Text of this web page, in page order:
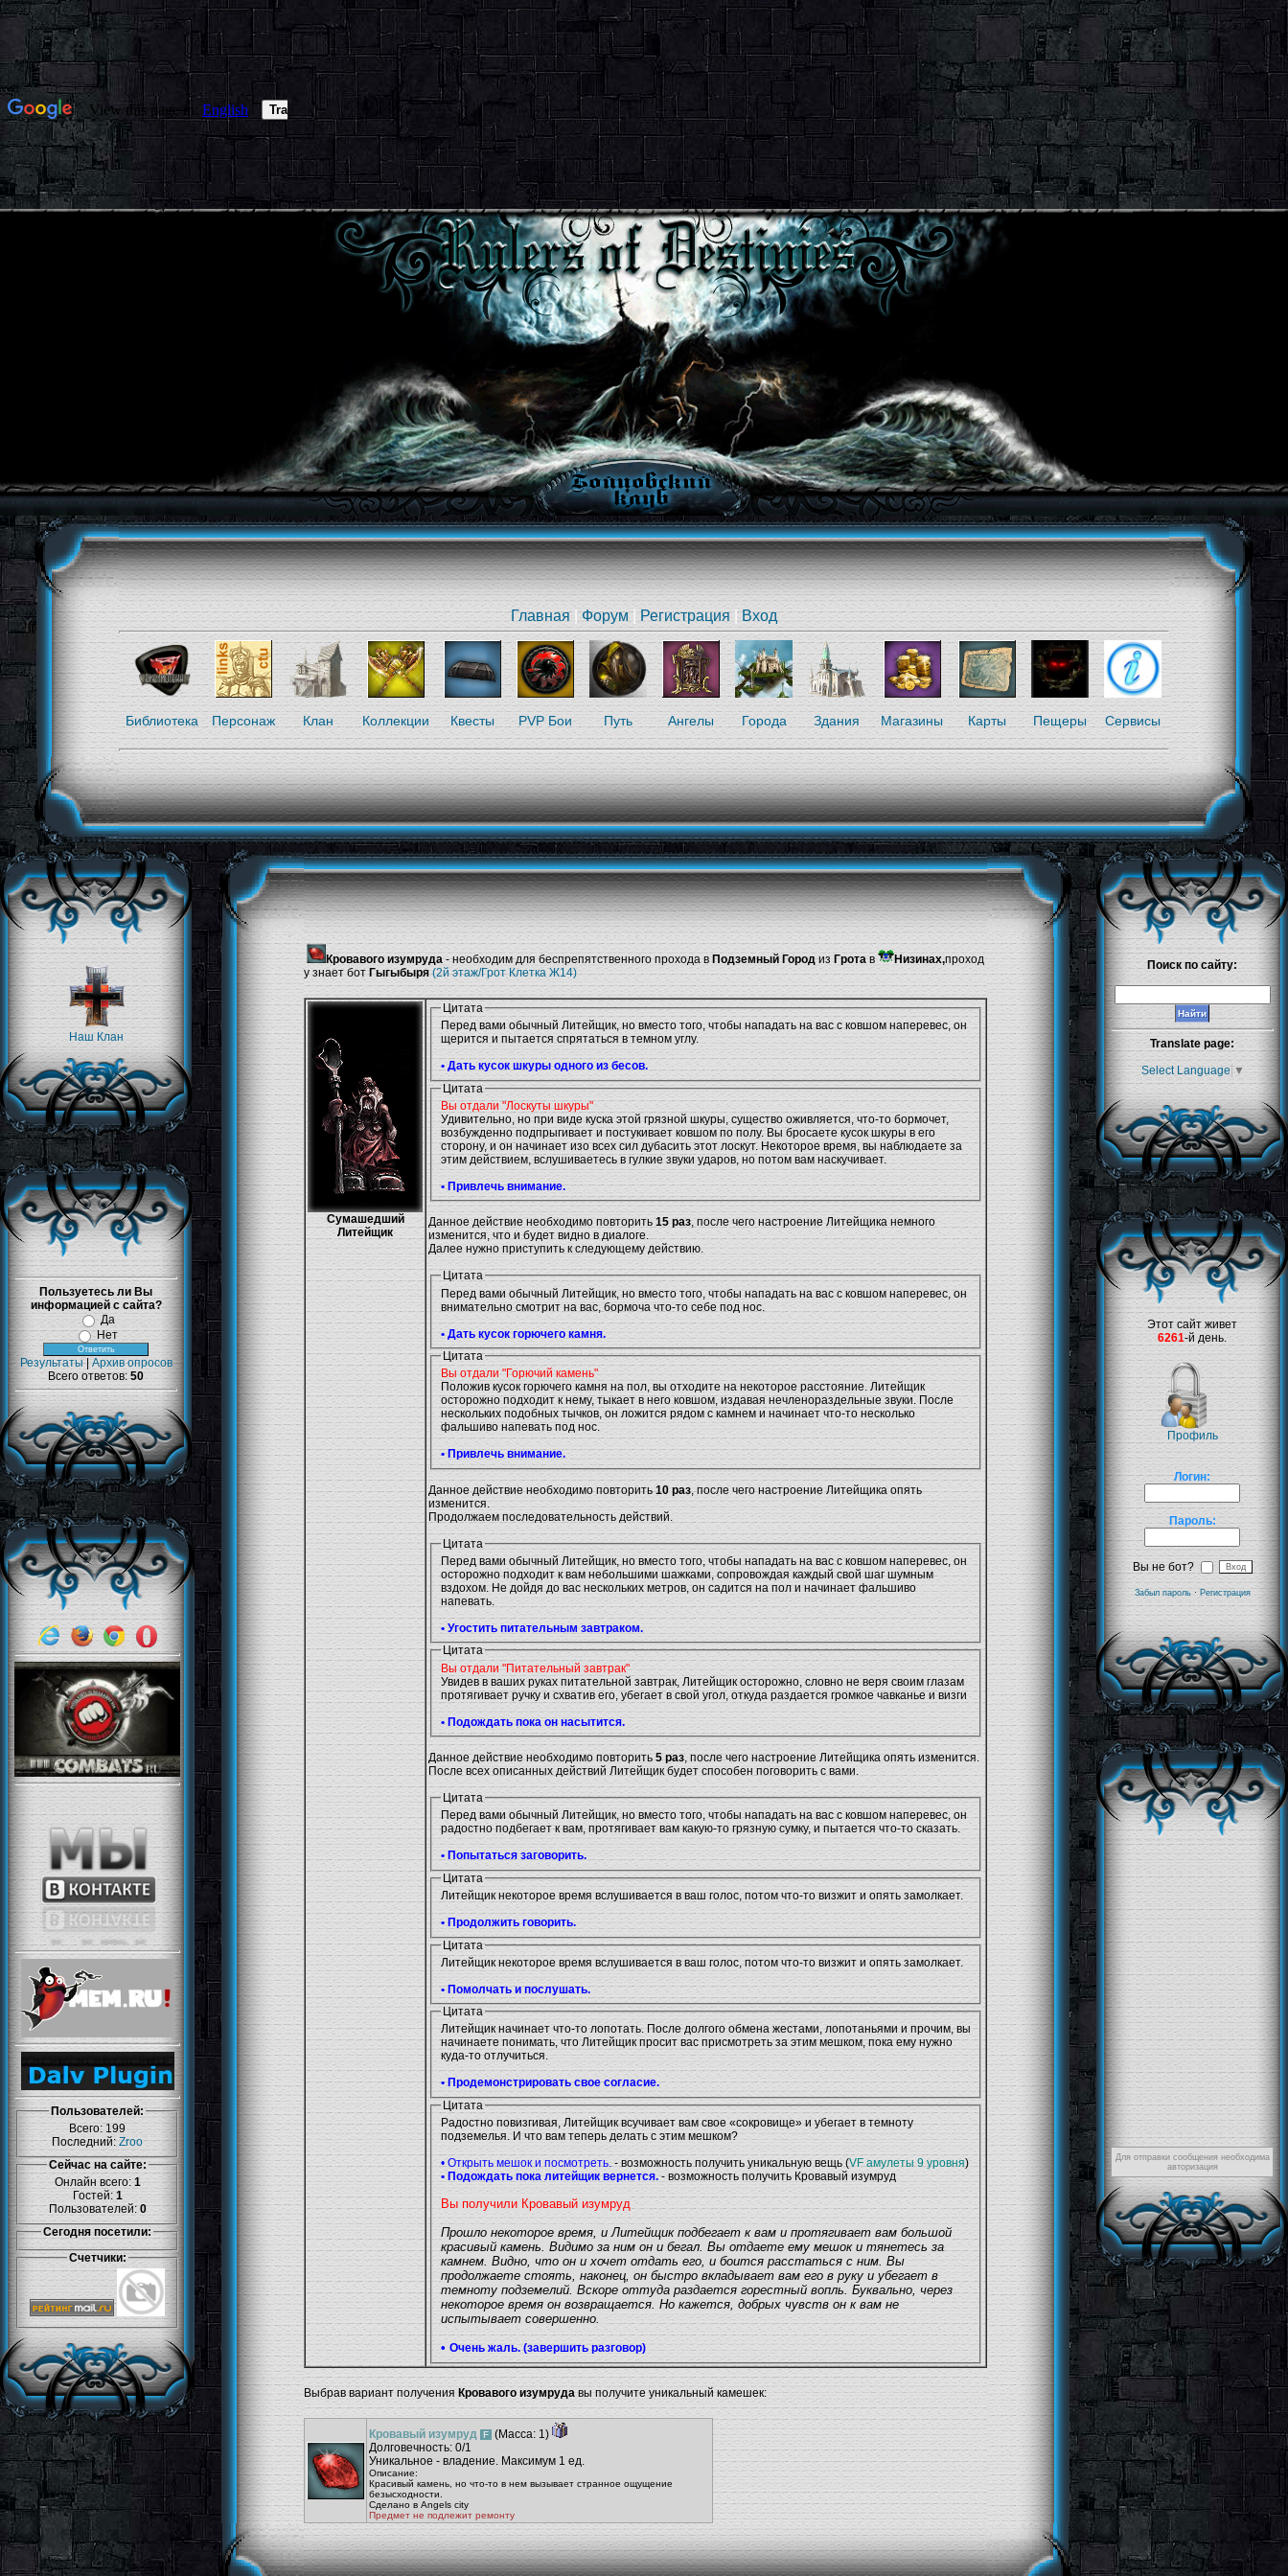
Главная|Форум| Регистрация|Вход
Библиотека Персонаж Клан Коллекции Квесты PVP Бои Путь Ангелы Города Здания Магазины Карты Пещеры Сервисы
Наш Клан
Пользуетесь ли Вы
информацией с сайта?
Да
Нет
Результаты| Архив опросов
Всего ответов: 50
Пользователей:
Всего: 199
Последний:Zroo
Сейчас на сайте:
Онлайн всего:1
Гостей: 1
Пользователей:0
Сегодня посетили:
Счетчики:
Кровавого изумруда - необходим для беспрепятственного прохода в Подземный Городиз Грота в Низинах,проход
у знает бот Гыгыбыря(2й этаж/Грот Клетка Ж14)
Сумашедший
Литейщик
Цитата
Перед вами обычный Литейщик, но вместо того, чтобы нападать на вас с ковшом наперевес, он
щерится и пытается спрятаться в темном углу.
• Дать кусок шкуры одного из бесов.
Цитата
Вы отдали "Лоскуты шкуры"
Удивительно, но при виде куска этой грязной шкуры, существо оживляется, что-то бормочет,
возбужденно подпрыгивает и постукивает ковшом по полу. Вы бросаете кусок шкуры в его
сторону, и он начинает изо всех сил дубасить этот лоскут. Некоторое время, вы наблюдаете за
этим действием, вслушиваетесь в гулкие звуки ударов, но потом вам наскучивает.
• Привлечь внимание.
Данное действие необходимо повторить 15 раз, после чего настроение Литейщика немного
изменится, что и будет видно в диалоге.
Далее нужно приступить к следующему действию.
Цитата
Перед вами обычный Литейщик, но вместо того, чтобы нападать на вас с ковшом наперевес, он
внимательно смотрит на вас, бормоча что-то себе под нос.
• Дать кусок горючего камня.
Цитата
Вы отдали "Горючий камень"
Положив кусок горючего камня на пол, вы отходите на некоторое расстояние. Литейщик
осторожно подходит к нему, тыкает в него ковшом, издавая нечленораздельные звуки. После
нескольких подобных тычков, он ложится рядом с камнем и начинает что-то несколько
фальшиво напевать под нос.
• Привлечь внимание.
Данное действие необходимо повторить10 раз, после чего настроение Литейщика опять
изменится.
Продолжаем последовательность действий.
Цитата
Перед вами обычный Литейщик, но вместо того, чтобы нападать на вас с ковшом наперевес, он
осторожно подходит к вам небольшими шажками, сопровождая каждый свой шаг шумным
вздохом. Не дойдя до вас нескольких метров, он садится на пол и начинает фальшиво
напевать.
• Угостить питательным завтраком.
Цитата
Вы отдали "Питательный завтрак"
Увидев в ваших руках питательной завтрак, Литейщик осторожно, словно не веря своим глазам
протягивает ручку и схватив его, убегает в свой угол, откуда раздается громкое чавканье и визги
• Подождать пока он насытится.
Данное действие необходимо повторить 5 раз, после чего настроение Литейщика опять изменится.
После всех описанных действий Литейщик будет способен поговорить с вами.
Цитата
Перед вами обычный Литейщик, но вместо того, чтобы нападать на вас с ковшом наперевес, он
радостно подбегает к вам, протягивает вам какую-то грязную сумку, и пытается что-то сказать.
• Попытаться заговорить.
Цитата
Литейщик некоторое время вслушивается в ваш голос, потом что-то визжит и опять замолкает.
• Продолжить говорить.
Цитата
Литейщик некоторое время вслушивается в ваш голос, потом что-то визжит и опять замолкает.
• Помолчать и послушать.
Цитата
Литейщик начинает что-то лопотать. После долгого обмена жестами, лопотаньями и прочим, вы
начинаете понимать, что Литейщик просит вас присмотреть за этим мешком, пока ему нужно
куда-то отлучиться.
• Продемонстрировать свое согласие.
Цитата
Радостно повизгивая, Литейщик всучивает вам свое «сокровище» и убегает в темноту
подземелья. И что вам теперь делать с этим мешком?
• Открыть мешок и посмотреть.- возможность получить уникальную вещь (VF амулеты 9 уровня)
• Подождать пока литейщик вернется.- возможность получить Кровавый изумруд
Вы получили Кровавый изумруд
Прошло некоторое время, и Литейщик подбегает к вам и протягивает вам большой
красивый камень. Видимо за ним он и бегал. Вы отдаете ему мешок и тянетесь за
камнем. Видно, что он и хочет отдать его, и боится расстаться с ним. Вы
продолжаете стоять, наконец, он быстро вкладывает вам его в руку и убегает в
темноту подземелий. Вскоре оттуда раздается горестный вопль. Буквально, через
некоторое время он возвращается. Но кажется, добрых чувств он к вам не
испытывает совершенно.
• Очень жаль. (завершить разговор)
Выбрав вариант получения Кровавого изумрудавы получите уникальный камешек:
Кровавый изумруд F (Масса: 1)
Долговечность: 0/1
Уникальное - владение. Максимум 1 ед.
Описание:
Красивый камень, но что-то в нем вызывает странное ощущение
безысходности.
Сделано в Angels city
Предмет не подлежит ремонту
Поиск по сайту:
Translate page:
Select Language ▼
Этот сайт живет
6261-й день.
Профиль
Логин:
Пароль:
Вы не бот?
Забыл пароль· Регистрация
Для отправки сообщения необходима
авторизация